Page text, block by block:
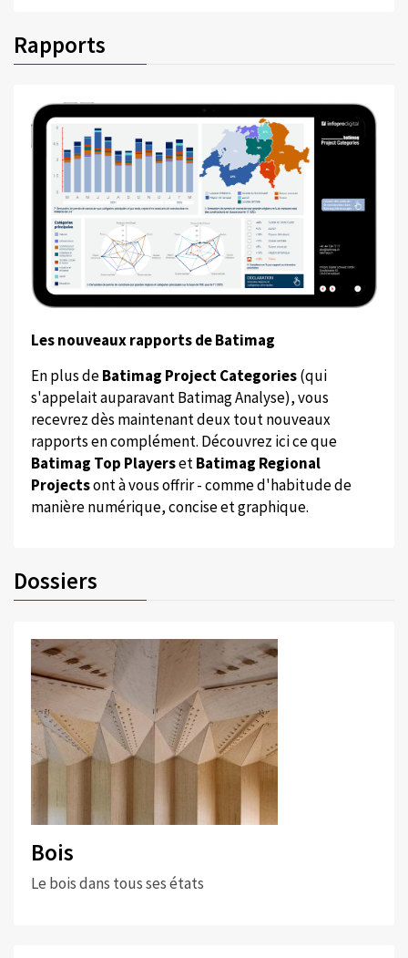
Rapports
Les nouveaux rapports de Batimag
En plus deBatimag Project Categories(qui
s'appelait auparavant Batimag Analyse), vous
recevrez dès maintenant deux tout nouveaux
rapports en complément. Découvrez ici ce que
Batimag Top PlayersetBatimag Regional
Projectsont à vous offrir - comme d'habitude de
manière numérique, concise et graphique.
Dossiers
Bois
Le bois dans tous ses états